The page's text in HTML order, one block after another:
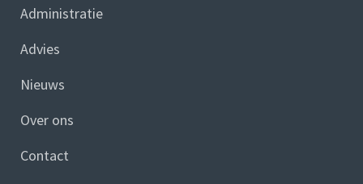
Administratie
Advies
Nieuws
Over ons
Contact